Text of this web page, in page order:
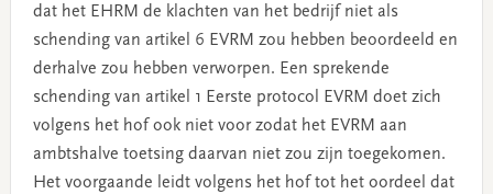
dat het EHRM de klachten van het bedrijf niet als
schending van artikel 6 EVRM zou hebben beoordeeld en
derhalve zou hebben verworpen. Een sprekende
schending van artikel 1 Eerste protocol EVRM doet zich
volgens het hof ook niet voor zodat het EVRM aan
ambtshalve toetsing daarvan niet zou zijn toegekomen.
Het voorgaande leidt volgens het hof tot het oordeel dat